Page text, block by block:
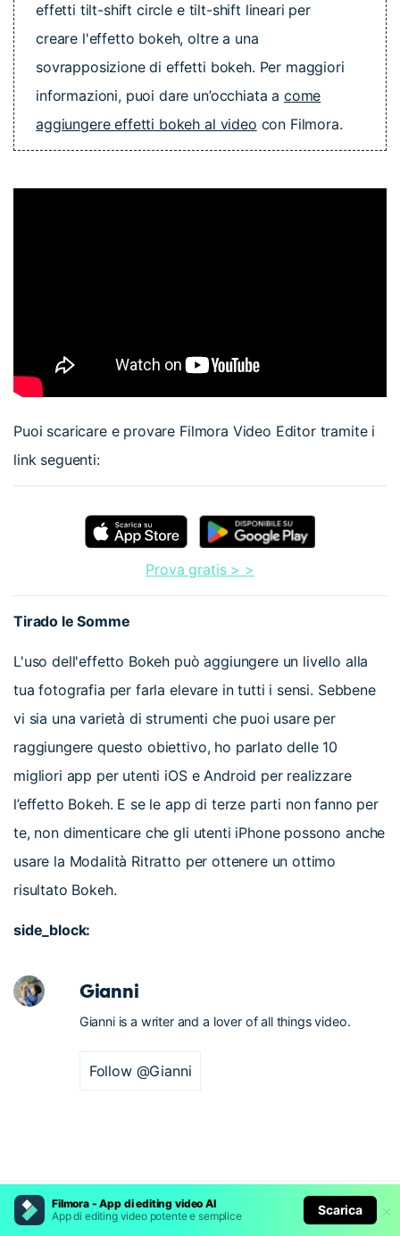
Filmora - App di editing video AI
App di editing video potente e semplice
Scarica
effetti tilt-shift circle e tilt-shift lineari per
creare l'effetto bokeh, oltre a una
sovrapposizione di effetti bokeh. Per maggiori
informazioni, puoi dare un’occhiata a come
aggiungere effetti bokeh al video con Filmora.
Puoi scaricare e provare Filmora Video Editor tramite i
link seguenti:
Prova gratis > >
Tirado le Somme
L'uso dell'effetto Bokeh può aggiungere un livello alla
tua fotografia per farla elevare in tutti i sensi. Sebbene
vi sia una varietà di strumenti che puoi usare per
raggiungere questo obiettivo, ho parlato delle 10
migliori app per utenti iOS e Android per realizzare
l’effetto Bokeh. E se le app di terze parti non fanno per
te, non dimenticare che gli utenti iPhone possono anche
usare la Modalità Ritratto per ottenere un ottimo
risultato Bokeh.
side_block:
Gianni
Gianni is a writer and a lover of all things video.
Follow @Gianni